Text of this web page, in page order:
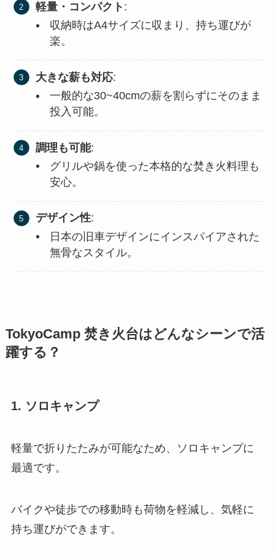
軽量・コンパクト :
収納時はA4サイズに収まり、持ち運びが
楽。
大きな薪も対応:
一般的な30~40cmの薪を割らずにそのまま
投入可能。
調理も可能:
グリルや鍋を使った本格的な焚き火料理も
安心。
デザイン性:
日本の旧車デザインにインスパイアされた
無骨なスタイル。
TokyoCamp 焚き火台はどんなシーンで活
躍する？
1. ソロキャンプ
軽量で折りたたみが可能なため、ソロキャンプに
最適です。
バイクや徒歩での移動時も荷物を軽減し、気軽に
持ち運びができます。